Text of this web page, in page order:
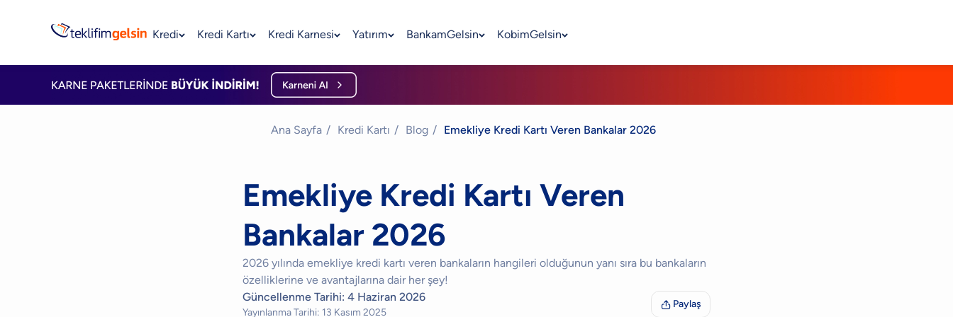
Kredi Kredi Kartı Kredi Karnesi Yatırım BankamGelsin KobimGelsin
Ana Sayfa / Kredi Kartı / Blog / Emekliye Kredi Kartı Veren Bankalar 2026
Emekliye Kredi Kartı Veren
Bankalar 2026
2026 yılında emekliye kredi kartı veren bankaların hangileri olduğunun yanı sıra bu bankaların
özelliklerine ve avantajlarına dair her şey!
Güncellenme Tarihi: 4 Haziran 2026
Yayınlanma Tarihi: 13 Kasım 2025
 Paylaş